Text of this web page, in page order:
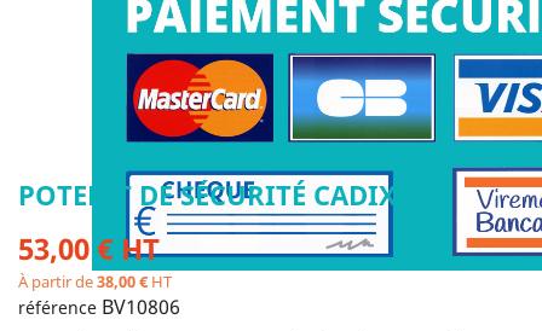
POTELET DE SÉCURITÉ CADIX
53,00 € HT
À partir de38,00 €HT
référence BV10806